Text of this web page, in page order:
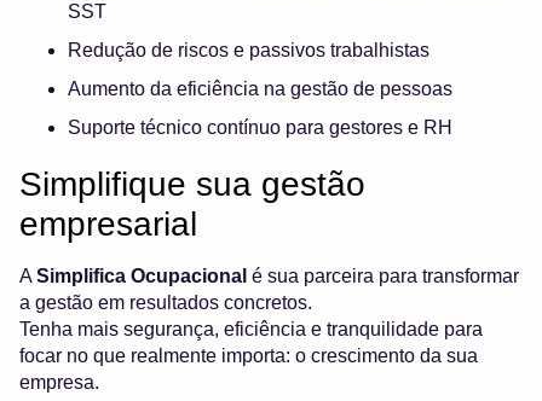
SST
Redução de riscos e passivos trabalhistas
Aumento da eficiência na gestão de pessoas
Suporte técnico contínuo para gestores e RH
Simplifique sua gestão
empresarial
ASimplifica Ocupacional é sua parceira para transformar
a gestão em resultados concretos.
Tenha mais segurança, eficiência e tranquilidade para
focar no que realmente importa: o crescimento da sua
empresa.